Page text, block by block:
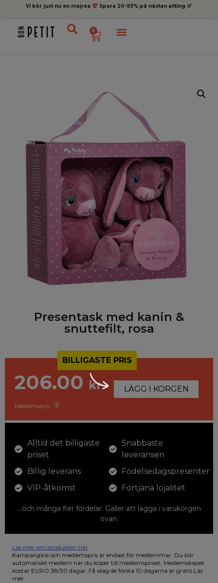
Vi kör just nu en majrea Spara 20-93% på nästan allting
0
Presentask med kanin &
snuttefilt, rosa
BILLIGASTE PRIS
206.00 kr
Medlemspris
LÄGG I KORGEN
Alltid det billigaste
priset
Billig leverans
VIP-åtkomst
Snabbaste
leveransen
Födelsedagspresenter
Förtjäna lojalitet
...och många fler fördelar. Gäller att lägga i varukorgen
ovan.
Läs mer om produkten här
12 färgpennor som du kan färglägga dina teckningar med. På
illustrationen på den vackra askan finns fjärilar i vilda fluorescerande
färger.
Kampanjpris och medlemspris är endast för medlemmar. Du blir
automatiskt medlem när du köper till medlemspriset. Medlemskapet
kostar EURO 38/30 dagar. Få idag de första 10 dagarna är gratis Läs
mer